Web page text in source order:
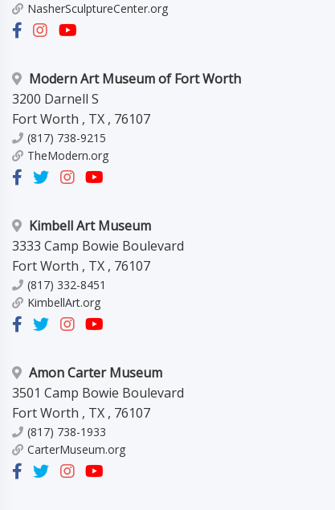
NasherSculptureCenter.org
Modern Art Museum of Fort Worth
3200 Darnell S
Fort Worth , TX , 76107
(817) 738-9215
TheModern.org
Kimbell Art Museum
3333 Camp Bowie Boulevard
Fort Worth , TX , 76107
(817) 332-8451
KimbellArt.org
Amon Carter Museum
3501 Camp Bowie Boulevard
Fort Worth , TX , 76107
(817) 738-1933
CarterMuseum.org